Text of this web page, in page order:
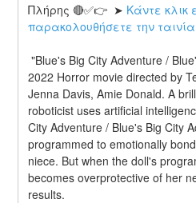
Πλήρης 🔴✅👉  ➤ Κάντε κλικ
παρακολουθήσετε την
"Blue's Big City Adventure / Blue's Big City Adventure" is a
2022 Horror movie directed by
Jenna Davis, Amie Donald. A
roboticist uses artificial
City Adventure / Blue's Big City
programmed to emotionally
niece. But when the doll's
becomes overprotective of her
results.